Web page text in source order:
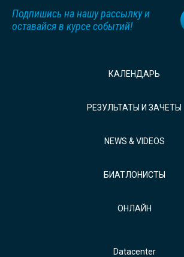
Подпишись на нашу рассылку и
оставайся в курсе событий!
КАЛЕНДАРЬ
РЕЗУЛЬТАТЫ И ЗАЧЕТЫ
NEWS & VIDEOS
БИАТЛОНИСТЫ
ОНЛАЙН
Datacenter